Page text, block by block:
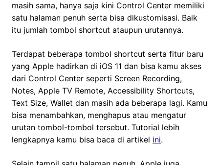
masih sama, hanya saja kini Control Center memiliki
satu halaman penuh serta bisa dikustomisasi. Baik
itu jumlah tombol shortcut ataupun urutannya.
Terdapat beberapa tombol shortcut serta fitur baru
yang Apple hadirkan di iOS 11 dan bisa kamu akses
dari Control Center seperti Screen Recording,
Notes, Apple TV Remote, Accessibility Shortcuts,
Text Size, Wallet dan masih ada beberapa lagi. Kamu
bisa menambahkan, menghapus atau mengatur
urutan tombol-tombol tersebut. Tutorial lebih
lengkapnya kamu bisa baca di artikel ini.